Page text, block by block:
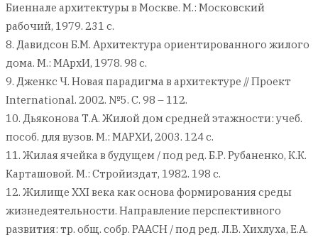
Биеннале архитектуры в Москве. М.: Московский
рабочий, 1979. 231 с.
8. Давидсон Б.М. Архитектура ориентированного жилого
дома. М.: МАрхИ, 1978. 98 с.
9. Дженкс Ч. Новая парадигма в архитектуре // Проект
International. 2002. №5. С. 98 – 112.
10. Дьяконова Т.А. Жилой дом средней этажности: учеб.
пособ. для вузов. М.: МАРХИ, 2003. 124 с.
11. Жилая ячейка в будущем / под ред. Б.Р. Рубаненко, К.К.
Карташовой. М.: Стройиздат, 1982. 198 с.
12. Жилище XXI века как основа формирования среды
жизнедеятельности. Направление перспективного
развития: тр. общ. собр. РААСН / под ред. Л.В. Хихлуха, Е.А.